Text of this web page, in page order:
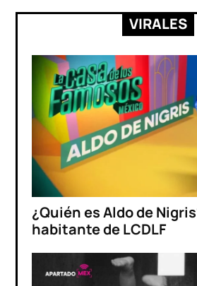
VIRALES
¿Quién es Aldo de
habitante de LCDLF